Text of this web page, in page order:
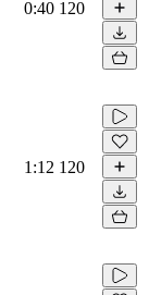
0:40 120
1:12 120